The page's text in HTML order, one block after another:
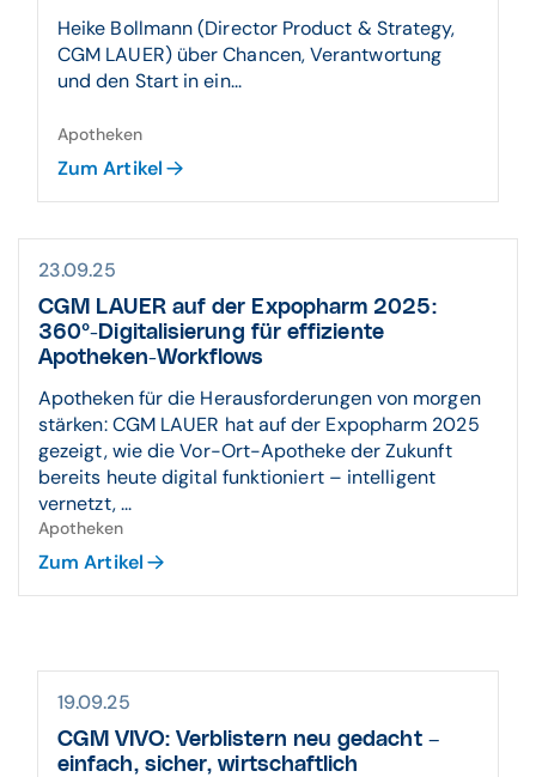
Heike Bollmann (Director Product & Strategy,
CGM LAUER) über Chancen, Verantwortung
und den Start in ein...
Apotheken
Zum Artikel
23.09.25
CGM LAUER auf der Expopharm 2025:
360°-Digitalisierung für effiziente
Apotheken-Workflows
Apotheken für die Herausforderungen von morgen
stärken: CGM LAUER hat auf der Expopharm 2025
gezeigt, wie die Vor-Ort-Apotheke der Zukunft
bereits heute digital funktioniert – intelligent
vernetzt, ...
Apotheken
Zum Artikel
19.09.25
CGM VIVO: Verblistern neu gedacht –
einfach, sicher, wirtschaftlich